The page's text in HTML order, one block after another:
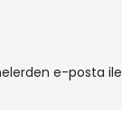
e-posta ile